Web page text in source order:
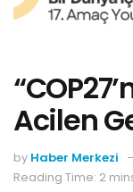
Acilen
by Haber Merkezi
Reading Time: 2